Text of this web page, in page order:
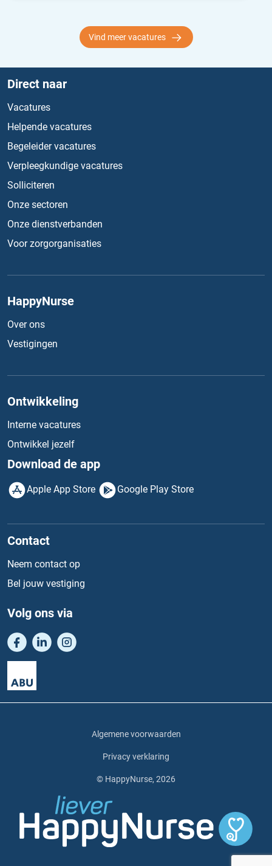
Vind meer vacatures
Direct naar
Vacatures
Helpende vacatures
Begeleider vacatures
Verpleegkundige vacatures
Solliciteren
Onze sectoren
Onze dienstverbanden
Voor zorgorganisaties
HappyNurse
Over ons
Vestigingen
Ontwikkeling
Interne vacatures
Ontwikkel jezelf
Download de app
Apple App Store Google Play Store
Contact
Neem contact op
Bel jouw vestiging
Volg ons via
Algemene voorwaarden
Privacy verklaring
© HappyNurse, 2026